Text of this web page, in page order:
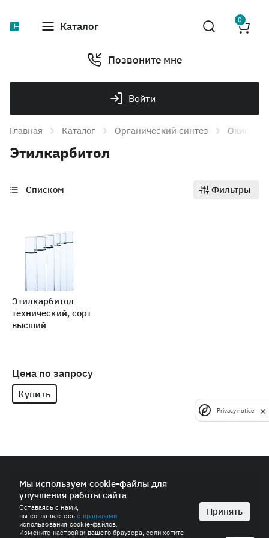
Каталог 0
Позвоните мне
Войти
Главная Каталог Органический синтез Окись
Этилкарбитол
Списком Фильтры
Этилкарбитол
технический, сорт
высший
Цена по запросу
Купить
© 2026 ПАО «СИБУР-Холдинг»
Политика в области обработки персональных данных
Антимонопольная политика
Пользовательское соглашение
Мы используем cookie-файлы для
улучшения работы сайта
Оставаясь с нами,
вы соглашаетесьс правилами
использования cookie-файлов.
Измените настройки вашего браузера, если хотите
Принять
Privacy notice